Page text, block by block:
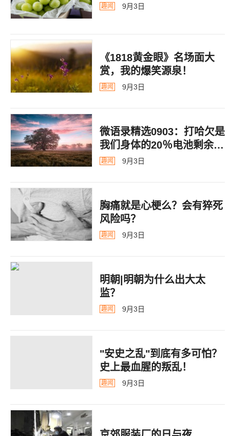
趣闻 9月3日
《1818黄金眼》名场面大
赏，我的爆笑源泉！
趣闻 9月3日
微语录精选0903：打哈欠是
我们身体的20％电池剩余警
告
趣闻 9月3日
胸痛就是心梗么？会有猝死
风险吗？
趣闻 9月3日
明朝|明朝为什么出大太
监？ ​​​
趣闻 9月3日
"安史之乱"到底有多可怕？
史上最血腥的叛乱！
趣闻 9月3日